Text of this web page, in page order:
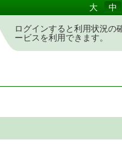
大 中
ログインすると利用状況の
ービスを利用できます。